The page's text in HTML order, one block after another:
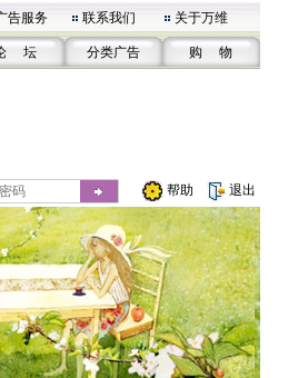
告服务 联系我们 关于万维
坛 分类广告 购 物
帮助 退出